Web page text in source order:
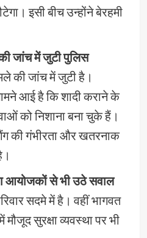
इसी बीच उन्होंने बेरहमी
जांच में जुटी पुलिस
की जांच में जुटी है।
आई है कि शादी कराने के
को निशाना बना चुके हैं।
की गंभीरता और खतरनाक
आयोजकों से भी उठे सवाल
सदमे में है। वहीं भागवत
सुरक्षा व्यवस्था पर भी